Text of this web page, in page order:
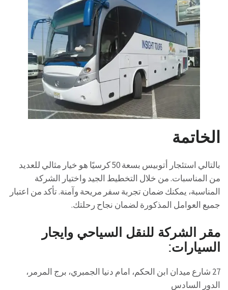
الخاتمة
بالتالي استئجار أتوبيس بسعة 50 كرسيًا هو خيار مثالي للعديد
من المناسبات. من خلال التخطيط الجيد واختيار الشركة
المناسبة، يمكنك ضمان تجربة سفر مريحة وآمنة. تأكد من اعتبار
جميع العوامل المذكورة لضمان نجاح رحلتك.
مقر الشركة للنقل السياحي وايجار
السيارات:
27 شارع ميدان ابن الحكم، امام دنيا الجمبري، برج المرمر،
الدور السادس